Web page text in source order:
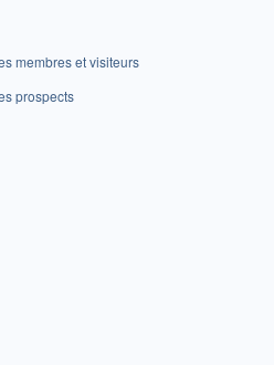
membres et visiteurs
prospects